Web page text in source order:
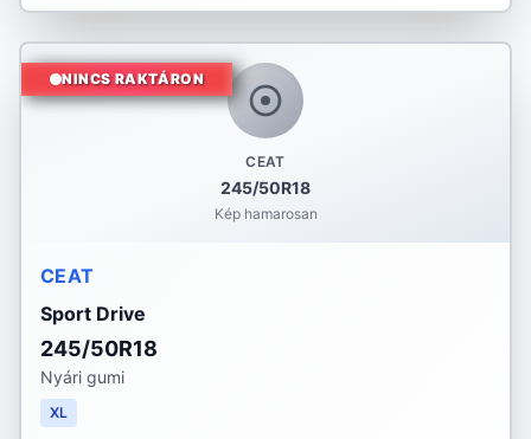
CEAT
245/50R18
Kép hamarosan
NINCS RAKTÁRON
CEAT
Sport Drive
245/50R18
Nyári gumi
XL